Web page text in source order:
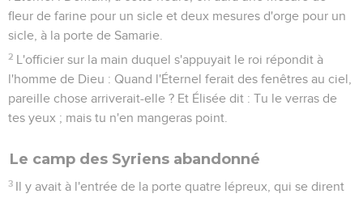
fleur de farine pour un sicle et deux mesures d'orge pour un
sicle, à la porte de Samarie.
2 L'officier sur la main duquel s'appuyait le roi répondit à
l'homme de Dieu : Quand l'Éternel ferait des fenêtres au ciel,
pareille chose arriverait-elle ? Et Élisée dit : Tu le verras de
tes yeux ; mais tu n'en mangeras point.
Le camp des Syriens abandonné
3 Il y avait à l'entrée de la porte quatre lépreux, qui se dirent